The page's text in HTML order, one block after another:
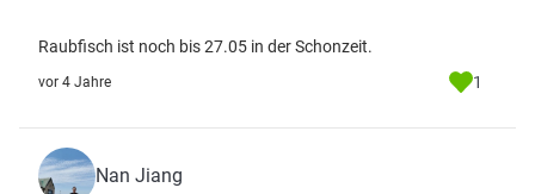
Raubfisch ist noch bis 27.05 in der Schonzeit.
vor 4 Jahre 1
Nan Jiang